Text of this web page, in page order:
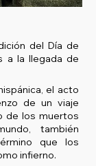
del Día de
a la llegada de
el acto
de un viaje
de los muertos
también
que los
infierno.